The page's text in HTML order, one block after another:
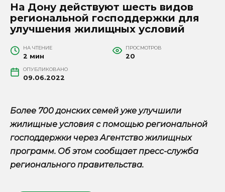
На Дону действуют шесть видов
региональной господдержки для
улучшения жилищных условий
НА ЧТЕНИЕ
2 мин
ПРОСМОТРОВ
20
ОПУБЛИКОВАНО
09.06.2022
Более 700 донских семей уже улучшили
жилищные условия с помощью региональной
господдержки через Агентство жилищных
программ. Об этом сообщает пресс-служба
регионального правительства.